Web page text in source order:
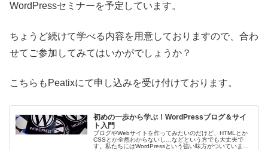
WordPressセミナーを予定しています。
ちょうど続けて学べる内容を用意しておりますので、合わ
せてご参加してみてはいかがでしょうか？
こちらもPeatixにて申し込みを受け付けております。
初めの一歩から学ぶ！WordPressブログ＆サイ
ト入門
ブログやWebサイトを作ってみたいのだけど、HTMLとか
CSSとか全然わからないし…などという方でも大丈夫で
す。私たちにはWordPressという強い味方がついています